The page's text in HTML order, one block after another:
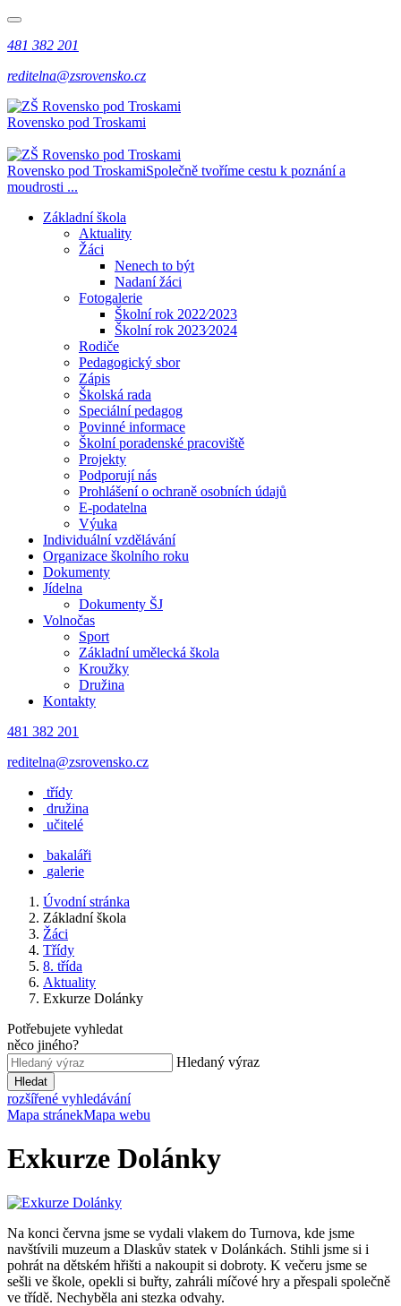
481 382 201
reditelna@zsrovensko.cz
Rovensko pod Troskami
Rovensko pod TroskamiSpolečně tvoříme cestu k poznání a
moudrosti ...
Základní škola
Aktuality
Žáci
Nenech to být
Nadaní žáci
Fotogalerie
Školní rok 2022⁄2023
Školní rok 2023⁄2024
Rodiče
Pedagogický sbor
Zápis
Školská rada
Speciální pedagog
Povinné informace
Školní poradenské pracoviště
Projekty
Podporují nás
Prohlášení o ochraně osobních údajů
E-podatelna
Výuka
Individuální vzdělávání
Organizace školního roku
Dokumenty
Jídelna
Dokumenty ŠJ
Volnočas
Sport
Základní umělecká škola
Kroužky
Družina
Kontakty
481 382 201
reditelna@zsrovensko.cz
třídy
družina
učitelé
bakaláři
galerie
Úvodní stránka
Základní škola
Žáci
Třídy
8. třída
Aktuality
Exkurze Dolánky
Potřebujete vyhledat
něco jiného?
Hledaný výraz
Hledat
rozšířené vyhledávání
Mapa stránekMapa webu
Exkurze Dolánky
Na konci června jsme se vydali vlakem do Turnova, kde jsme
navštívili muzeum a Dlaskův statek v Dolánkách. Stihli jsme si i
pohrát na dětském hřišti a nakoupit si dobroty. K večeru jsme se
sešli ve škole, opekli si buřty, zahráli míčové hry a přespali společně
ve třídě. Nechyběla ani stezka odvahy.